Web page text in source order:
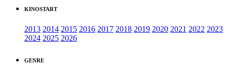
KINOSTART
2013 2014 2015 2016 2017 2018 2019 2020 2021 2022 2023
2024 2025 2026
GENRE